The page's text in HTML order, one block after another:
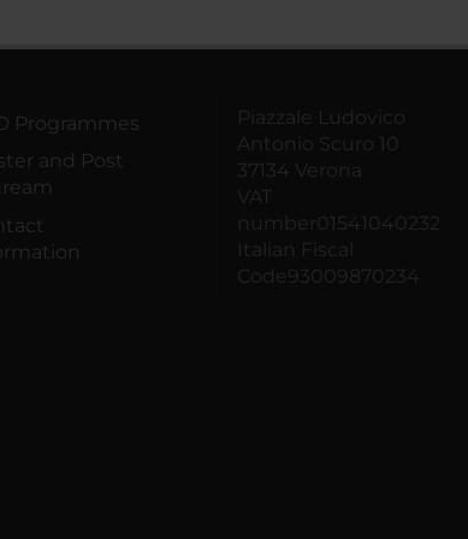
Programmes
and Post
Piazzale Ludovico
Antonio Scuro 10
37134 Verona
VAT
number01541040232
Italian Fiscal
Code93009870234